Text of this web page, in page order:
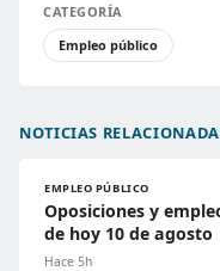
CATEGORÍA
Empleo público
NOTICIAS
EMPLEO PÚBLICO
Oposiciones y
de hoy 10 de agosto
Hace 5h